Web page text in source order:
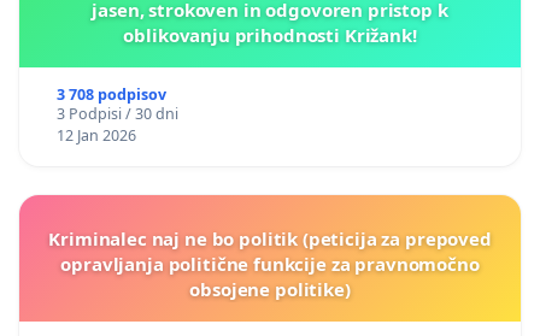
jasen, strokoven in odgovoren pristop k
oblikovanju prihodnosti Križank!
3 708 podpisov
3 Podpisi / 30 dni
12 Jan 2026
Kriminalec naj ne bo politik (peticija za prepoved
opravljanja politične funkcije za pravnomočno
obsojene politike)